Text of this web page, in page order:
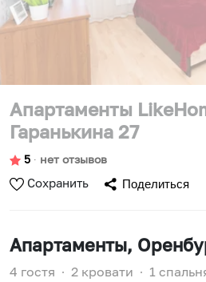
Апартаменты
Гаранькина 27
5 ∙ нет отзывов
Сохранить Поделиться
Апартаменты,
4 гостя ∙ 2 кровати ∙ 1